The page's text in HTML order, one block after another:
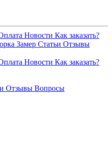
Новости Как заказать?
Замер Статьи Отзывы
Новости Как заказать?
Отзывы Вопросы